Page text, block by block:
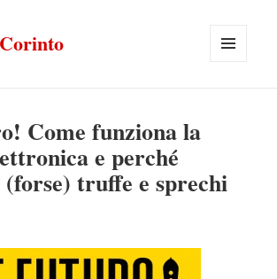
Come funziona la
e perché
truffe e sprechi